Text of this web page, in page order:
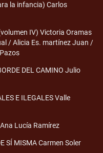
la infancia) Carlos
IV) Victoria Oramas
/ Alicia Es. martínez Juan /
DEL CAMINO Julio
E ILEGALES Valle
Ana Lucía Ramírez
SÍ MISMA Carmen Soler